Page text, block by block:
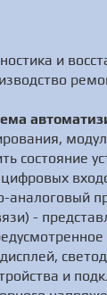
и
состояние
-
и